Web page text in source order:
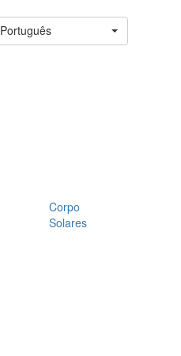
Português
Corpo
Solares